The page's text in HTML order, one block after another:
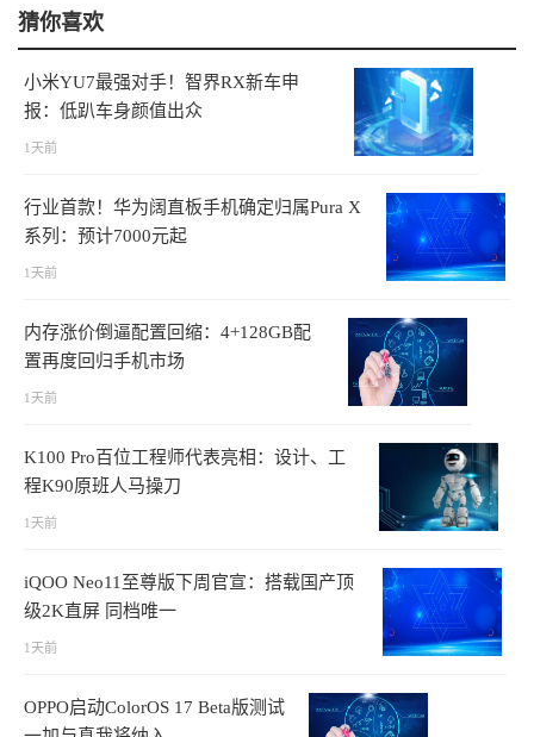
猜你喜欢
小米YU7最强对手！智界RX新车申
报：低趴车身颜值出众
1天前
行业首款！华为阔直板手机确定归属Pura X
系列：预计7000元起
1天前
内存涨价倒逼配置回缩：4+128GB配
置再度回归手机市场
1天前
K100 Pro百位工程师代表亮相：设计、工
程K90原班人马操刀
1天前
iQOO Neo11至尊版下周官宣：搭载国产顶
级2K直屏 同档唯一
1天前
OPPO启动ColorOS 17 Beta版测试